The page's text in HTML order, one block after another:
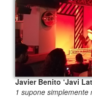
Javier Benito ‘Javi
1 supone